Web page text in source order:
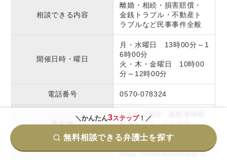
相談できる内容
離婚・相続・損害賠償・
金銭トラブル・不動産ト
ラブルなど民事事件全般
開催日時・曜日
月・水曜日 13時00分～1
6時00分
火・木・金曜日 10時00
分～12時00分
電話番号 0570-078324
所在地
〒430-0929 浜松市中区
中央1-2-1 イーステージ
浜松オフィス4F
https://www.houterasu.o
＼かんたん3ステップ！／
無料相談できる弁護士を探す